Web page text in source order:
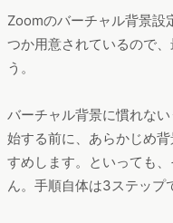
Zoomのバーチャル背景設
つか用意されているので
う。
バーチャル背景に慣れな
始する前に、あらかじめ
すめします。といっても
ん。手順自体は3ステップ